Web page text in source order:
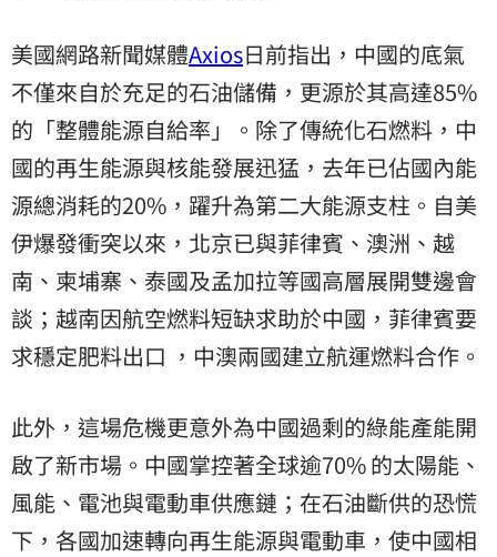
美國網路新聞媒體Axios日前指出，中國的底氣
不僅來自於充足的石油儲備，更源於其高達85%
的「整體能源自給率」。除了傳統化石燃料，中
國的再生能源與核能發展迅猛，去年已佔國內能
源總消耗的20%，躍升為第二大能源支柱。自美
伊爆發衝突以來，北京已與菲律賓、澳洲、越
南、柬埔寨、泰國及孟加拉等國高層展開雙邊會
談；越南因航空燃料短缺求助於中國，菲律賓要
求穩定肥料出口 ，中澳兩國建立航運燃料合作。
此外，這場危機更意外為中國過剩的綠能產能開
啟了新市場。中國掌控著全球逾70% 的太陽能、
風能、電池與電動車供應鏈；在石油斷供的恐慌
下，各國加速轉向再生能源與電動車，使中國相